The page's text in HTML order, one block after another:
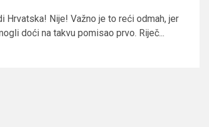
Hrvatska! Nije! Važno je to reći odmah, jer
doći na takvu pomisao prvo. Riječ...